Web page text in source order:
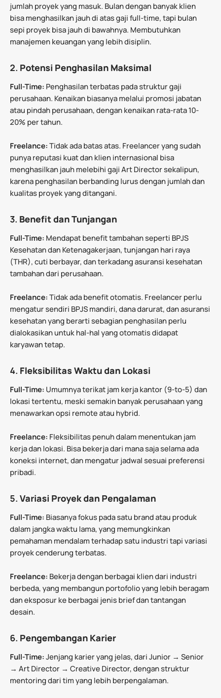
jumlah proyek yang masuk. Bulan dengan banyak klien
bisa menghasilkan jauh di atas gaji full-time, tapi bulan
sepi proyek bisa jauh di bawahnya. Membutuhkan
manajemen keuangan yang lebih disiplin.
2. Potensi Penghasilan Maksimal
Full-Time: Penghasilan terbatas pada struktur gaji
perusahaan. Kenaikan biasanya melalui promosi jabatan
atau pindah perusahaan, dengan kenaikan rata-rata 10-
20% per tahun.
Freelance:Tidak ada batas atas. Freelancer yang sudah
punya reputasi kuat dan klien internasional bisa
menghasilkan jauh melebihi gaji Art Director sekalipun,
karena penghasilan berbanding lurus dengan jumlah dan
kualitas proyek yang ditangani.
3. Benefit dan Tunjangan
Full-Time: Mendapat benefit tambahan seperti BPJS
Kesehatan dan Ketenagakerjaan, tunjangan hari raya
(THR), cuti berbayar, dan terkadang asuransi kesehatan
tambahan dari perusahaan.
Freelance:Tidak ada benefit otomatis. Freelancer perlu
mengatur sendiri BPJS mandiri, dana darurat, dan asuransi
kesehatan yang berarti sebagian penghasilan perlu
dialokasikan untuk hal-hal yang otomatis didapat
karyawan tetap.
4. Fleksibilitas Waktu dan Lokasi
Full-Time: Umumnya terikat jam kerja kantor (9-to-5) dan
lokasi tertentu, meski semakin banyak perusahaan yang
menawarkan opsi remote atau hybrid.
Freelance: Fleksibilitas penuh dalam menentukan jam
kerja dan lokasi. Bisa bekerja dari mana saja selama ada
koneksi internet, dan mengatur jadwal sesuai preferensi
pribadi.
5. Variasi Proyek dan Pengalaman
Full-Time: Biasanya fokus pada satu brand atau produk
dalam jangka waktu lama, yang memungkinkan
pemahaman mendalam terhadap satu industri tapi variasi
proyek cenderung terbatas.
Freelance: Bekerja dengan berbagai klien dari industri
berbeda, yang membangun portofolio yang lebih beragam
dan eksposur ke berbagai jenis brief dan tantangan
desain.
6. Pengembangan Karier
Full-Time:Jenjang karier yang jelas, dari Junior → Senior
→ Art Director → Creative Director, dengan struktur
mentoring dari tim yang lebih berpengalaman.